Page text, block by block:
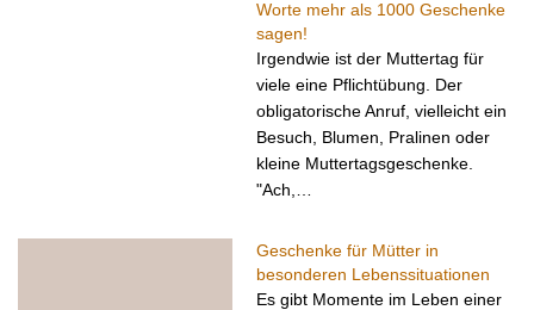
Worte mehr als 1000 Geschenke
sagen!
Irgendwie ist der Muttertag für
viele eine Pflichtübung. Der
obligatorische Anruf, vielleicht ein
Besuch, Blumen, Pralinen oder
kleine Muttertagsgeschenke.
"Ach,…
Geschenke für Mütter in
besonderen Lebenssituationen
Es gibt Momente im Leben einer